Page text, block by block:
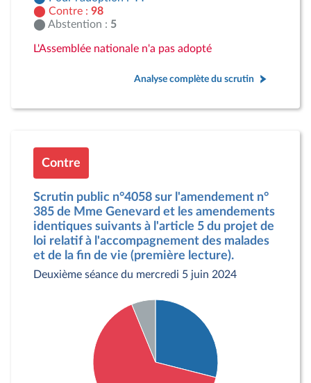
Contre : 98
Abstention : 5
L'Assemblée nationale n'a pas adopté
Analyse complète du scrutin
Contre
Scrutin public n°4058 sur l'amendement n°
385 de Mme Genevard et les amendements
identiques suivants à l'article 5 du projet de
loi relatif à l'accompagnement des malades
et de la fin de vie (première lecture).
Deuxième séance du mercredi 5 juin 2024